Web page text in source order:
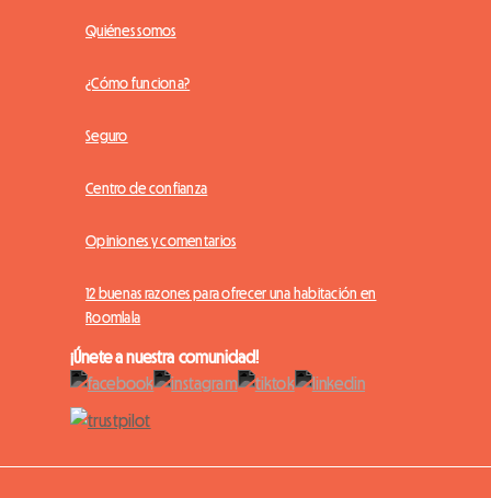
Quiénes somos
¿Cómo funciona?
Seguro
Centro de confianza
Opiniones y comentarios
12 buenas razones para ofrecer una habitación en
Roomlala
¡Únete a nuestra comunidad!